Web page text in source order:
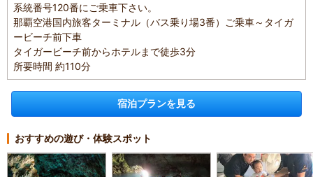
系統番号120番にご乗車下さい。
那覇空港国内旅客ターミナル（バス乗り場3番）ご乗車～タイガ
ービーチ前下車
タイガービーチ前からホテルまで徒歩3分
所要時間 約110分
宿泊プランを見る
おすすめの遊び・体験スポット